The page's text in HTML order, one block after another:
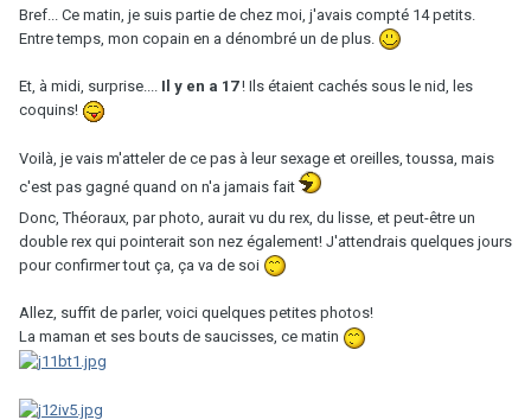
Bref... Ce matin, je suis partie de chez moi, j'avais compté 14 petits.
Entre temps, mon copain en a dénombré un de plus.
Et, à midi, surprise.... Il y en a 17! Ils étaient cachés sous le nid, les
coquins!
Voilà, je vais m'atteler de ce pas à leur sexage et oreilles, toussa, mais
c'est pas gagné quand on n'a jamais fait
Donc, Théoraux, par photo, aurait vu du rex, du lisse, et peut-être un
double rex qui pointerait son nez également! J'attendrais quelques jours
pour confirmer tout ça, ça va de soi
Allez, suffit de parler, voici quelques petites photos!
La maman et ses bouts de saucisses, ce matin